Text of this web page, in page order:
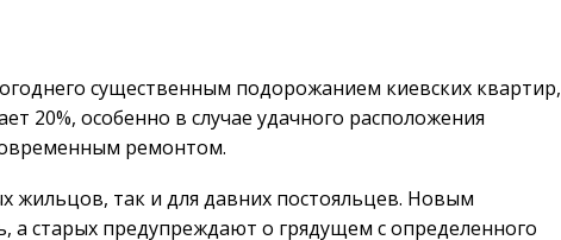
существенным подорожанием киевских квартир,
20%, особенно в случае удачного расположения
ремонтом.
так и для давних постояльцев. Новым
а старых предупреждают о грядущем с определенного